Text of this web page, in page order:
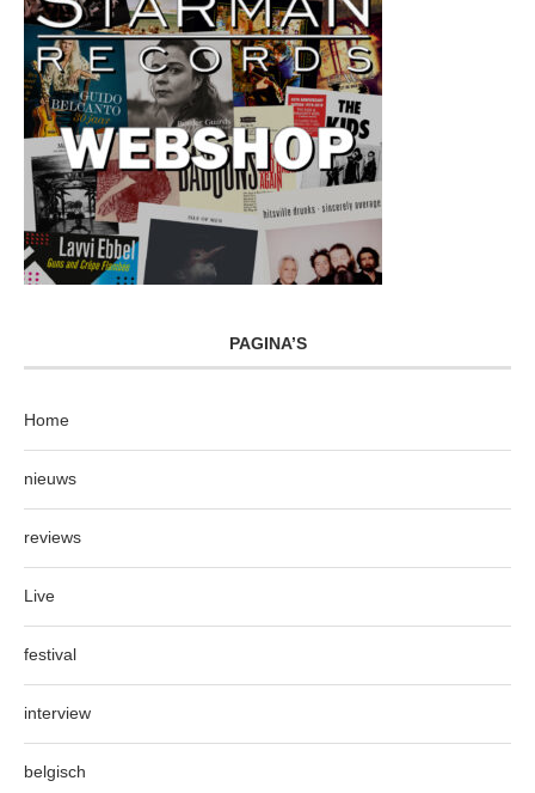
PAGINA’S
Home
nieuws
reviews
Live
festival
interview
belgisch